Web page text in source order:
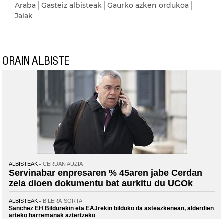
Araba
Gasteiz albisteak
Gaurko azken ordukoa
Jaiak
ORAIN ALBISTE
ALBISTEAK CERDAN AUZIA
Servinabar enpresaren % 45aren jabe Cerdan
zela dioen dokumentu bat aurkitu du UCOk
ALBISTEAK BILERA-SORTA
Sanchez EH Bildurekin eta EAJrekin bilduko da asteazkenean, alderdien
arteko harremanak aztertzeko